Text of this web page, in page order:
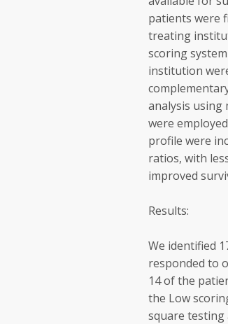
patients were
treating
scoring
institution
analysis using
were
profile were
ratios, with
improved
Results:
We identified
responded to
14 of the
the Low
square testing